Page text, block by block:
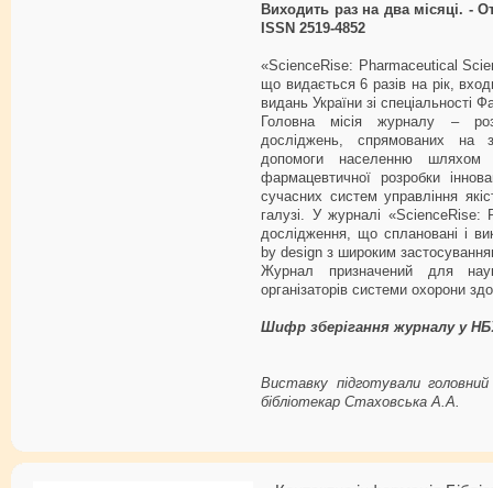
Виходить раз на два місяці. -
ISSN 2519-4852
«ScienceRise: Pharmaceutical
що видається 6 разів на рік,
видань України зі спеціальності
Головна місія журналу –
досліджень, спрямованих на
допомоги населенню шляхом
фармацевтичної розробки
сучасних систем управління
галузі. У журналі
дослідження, що сплановані і
by design з широким
Журнал призначений для
організаторів системи охорони
Шифр зберігання журналу у
Виставку підготували
бібліотекар Стаховська А.А.